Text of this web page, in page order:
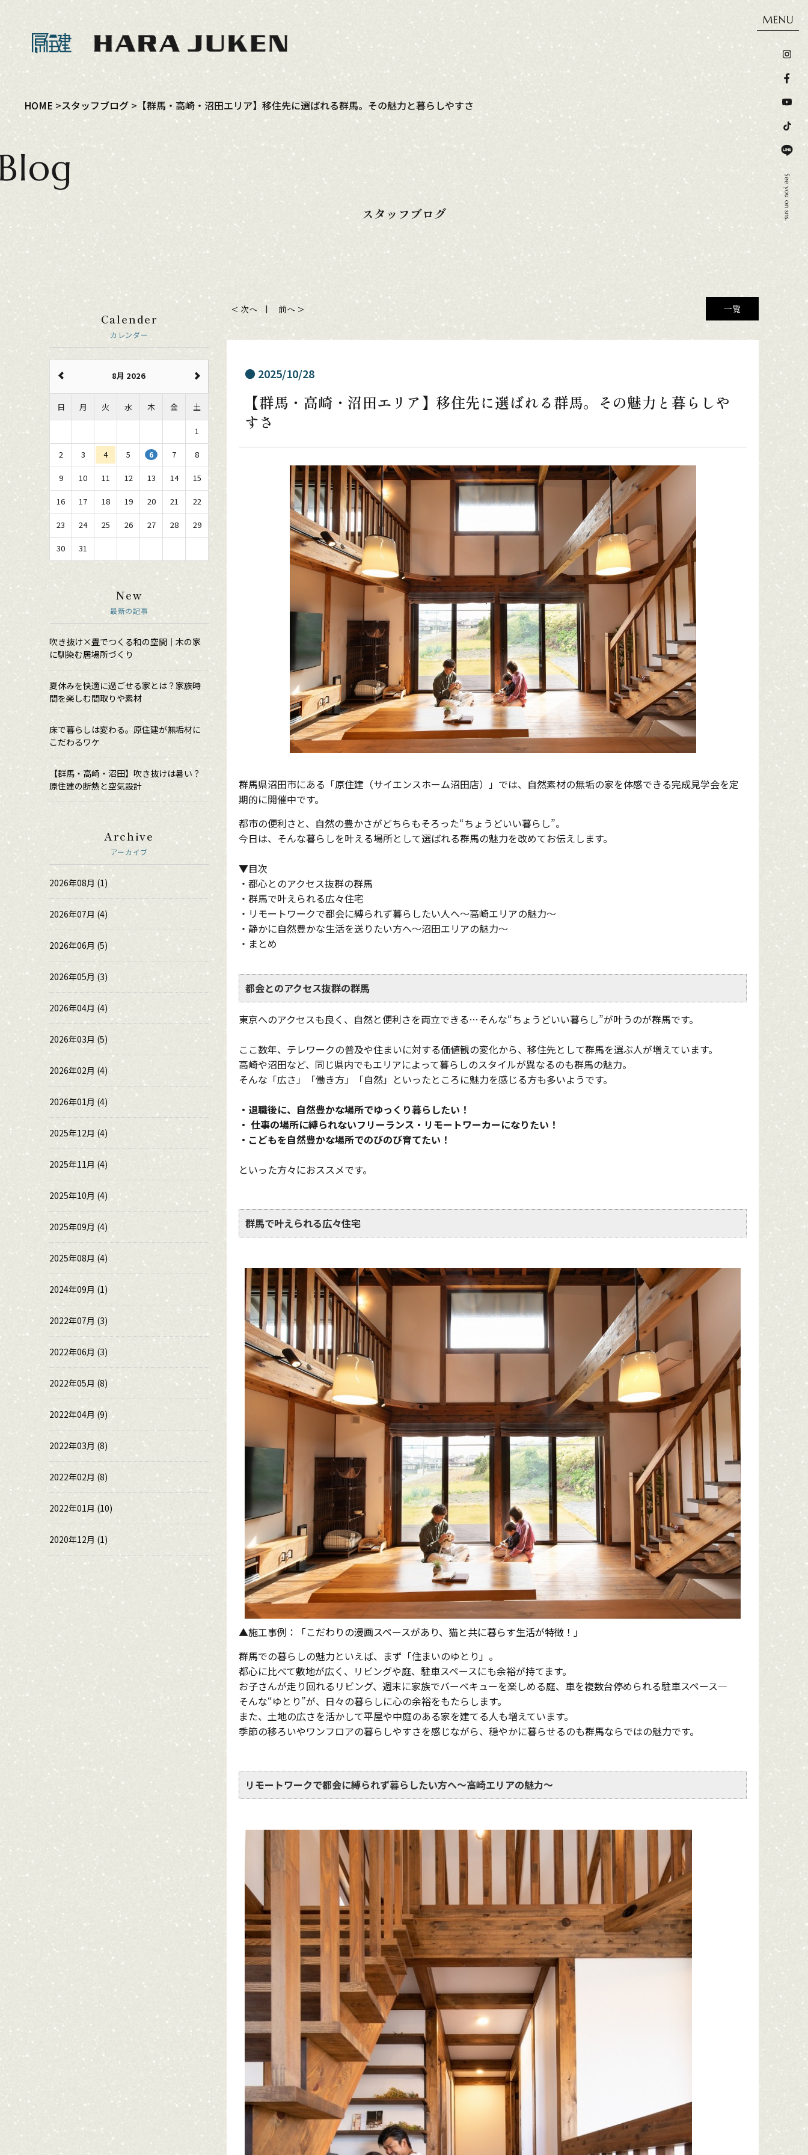
コンセプト イベント情報 モデルハウス 施工事例 お客様の声 会社概要
HOME スタッフブログ 【群馬・高崎・沼田エリア】移住先に選ばれる群馬。その魅力と暮らしやすさ
スタッフブログ
一覧
< 次へ 前へ >
2025/10/28
【群馬・高崎・沼田エリア】移住先に選ばれる群馬。その魅力と暮らしや
すさ
群馬県沼田市にある「原住建（サイエンスホーム沼田店）」では、自然素材の無垢の家を体感できる完成見学会を定
期的に開催中です。
都市の便利さと、自然の豊かさがどちらもそろった“ちょうどいい暮らし”。
今日は、そんな暮らしを叶える場所として選ばれる群馬の魅力を改めてお伝えします。
▼目次
・都心とのアクセス抜群の群馬
・群馬で叶えられる広々住宅
・リモートワークで都会に縛られず暮らしたい人へ～高崎エリアの魅力～
・静かに自然豊かな生活を送りたい方へ～沼田エリアの魅力～
・まとめ
都会とのアクセス抜群の群馬
東京へのアクセスも良く、自然と便利さを両立できる…そんな“ちょうどいい暮らし”が叶うのが群馬です。
ここ数年、テレワークの普及や住まいに対する価値観の変化から、移住先として群馬を選ぶ人が増えています。
高崎や沼田など、同じ県内でもエリアによって暮らしのスタイルが異なるのも群馬の魅力。
そんな「広さ」「働き方」「自然」といったところに魅力を感じる方も多いようです。
・退職後に、自然豊かな場所でゆっくり暮らしたい！
・ 仕事の場所に縛られないフリーランス・リモートワーカーになりたい！
・こどもを自然豊かな場所でのびのび育てたい！
といった方々におススメです。
群馬で叶えられる広々住宅
▲施工事例：
「こだわりの漫画スペースがあり、猫と共に暮らす生活が特徴！」
群馬での暮らしの魅力といえば、まず「住まいのゆとり」。
都心に比べて敷地が広く、リビングや庭、駐車スペースにも余裕が持てます。
お子さんが走り回れるリビング、週末に家族でバーベキューを楽しめる庭、車を複数台停められる駐車スペース―
そんな“ゆとり”が、日々の暮らしに心の余裕をもたらします。
また、土地の広さを活かして平屋や中庭のある家を建てる人も増えています。
季節の移ろいやワンフロアの暮らしやすさを感じながら、穏やかに暮らせるのも群馬ならではの魅力です。
リモートワークで都会に縛られず暮らしたい方へ～高崎エリアの魅力～
Calender
カレンダー
8月 2026
日 月 火 水 木 金 土
1
2 3 4 5 6 7 8
9 10 11 12 13 14 15
16 17 18 19 20 21 22
23 24 25 26 27 28 29
30 31
New
最新の記事
吹き抜け×畳でつくる和の空間｜木の家
に馴染む居場所づくり
夏休みを快適に過ごせる家とは？家族時
間を楽しむ間取りや素材
床で暮らしは変わる。原住建が無垢材に
こだわるワケ
【群馬・高崎・沼田】吹き抜けは暑い？
原住建の断熱と空気設計
Archive
アーカイブ
2026年08月 (1)
2026年07月 (4)
2026年06月 (5)
2026年05月 (3)
2026年04月 (4)
2026年03月 (5)
2026年02月 (4)
2026年01月 (4)
2025年12月 (4)
2025年11月 (4)
2025年10月 (4)
2025年09月 (4)
2025年08月 (4)
2024年09月 (1)
2022年07月 (3)
2022年06月 (3)
2022年05月 (8)
2022年04月 (9)
2022年03月 (8)
2022年02月 (8)
2022年01月 (10)
2020年12月 (1)